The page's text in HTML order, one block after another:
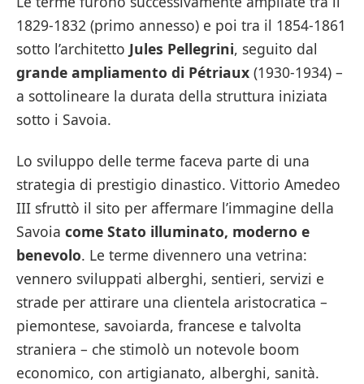
1829-1832 (primo annesso) e poi tra il 1854-1861
sotto l’architetto Jules Pellegrini, seguito dal
grande ampliamento di Pétriaux (1930-1934) –
a sottolineare la durata della struttura iniziata
sotto i Savoia.
Lo sviluppo delle terme faceva parte di una
strategia di prestigio dinastico. Vittorio Amedeo
III sfruttò il sito per affermare l’immagine della
Savoia come Stato illuminato, moderno e
benevolo. Le terme divennero una vetrina:
vennero sviluppati alberghi, sentieri, servizi e
strade per attirare una clientela aristocratica –
piemontese, savoiarda, francese e talvolta
straniera – che stimolò un notevole boom
economico, con artigianato, alberghi, sanità.